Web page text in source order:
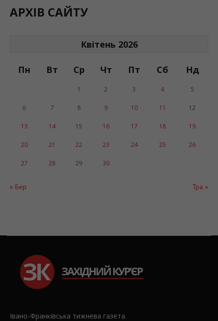
АРХІВ САЙТУ
Квітень 2026
Пн Вт Ср Чт Пт Сб Нд
« Бер Тра »
1 2 3 4 5
6 7 8 9 10 11 12
13 14 15 16 17 18 19
20 21 22 23 24 25 26
27 28 29 30
Івано-Франківська тижнева газета.